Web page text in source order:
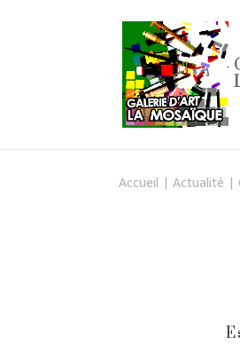
Accueil |Actualité |